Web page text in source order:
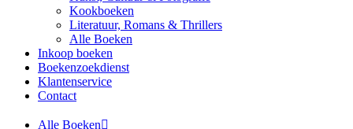
Kookboeken
Literatuur, Romans & Thrillers
Alle Boeken
Inkoop boeken
Boekenzoekdienst
Klantenservice
Contact
Alle Boeken